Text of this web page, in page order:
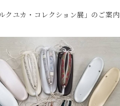
クユカ・コレクション展」のご案内